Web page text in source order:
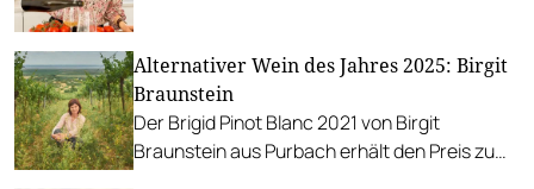
Alternativer Wein des Jahres 2025: Birgit
Braunstein
Der Brigid Pinot Blanc 2021 von Birgit
Braunstein aus Purbach erhält den Preis zum